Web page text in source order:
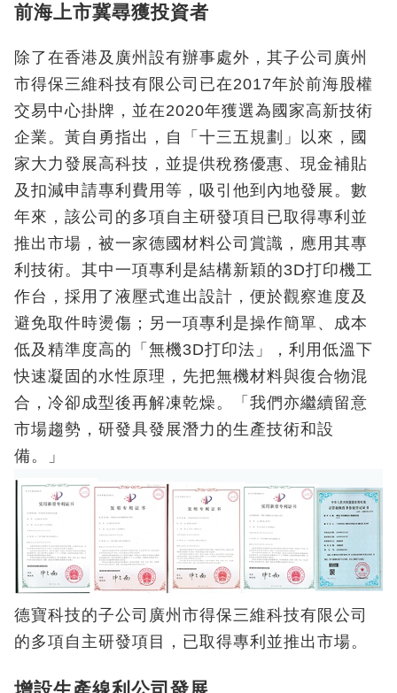
前海上市冀尋獲投資者
除了在香港及廣州設有辦事處外，其子公司廣州
市得保三維科技有限公司已在2017年於前海股權
交易中心掛牌，並在2020年獲選為國家高新技術
企業。黃自勇指出，自「十三五規劃」以來，國
家大力發展高科技，並提供稅務優惠、現金補貼
及扣減申請專利費用等，吸引他到內地發展。數
年來，該公司的多項自主研發項目已取得專利並
推出市場，被一家德國材料公司賞識，應用其專
利技術。其中一項專利是結構新穎的3D打印機工
作台，採用了液壓式進出設計，便於觀察進度及
避免取件時燙傷；另一項專利是操作簡單、成本
低及精準度高的「無機3D打印法」，利用低溫下
快速凝固的水性原理，先把無機材料與復合物混
合，冷卻成型後再解凍乾燥。「我們亦繼續留意
市場趨勢，研發具發展潛力的生產技術和設
備。」
德寶科技的子公司廣州市得保三維科技有限公司
的多項自主研發項目，已取得專利並推出市場。
增設生產線利公司發展